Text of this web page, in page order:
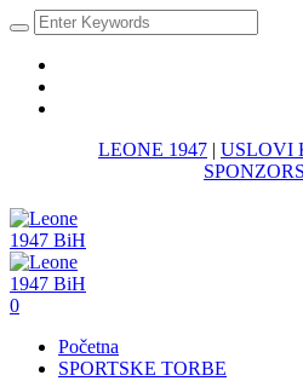
LEONE 1947 | USLOVI
0
Početna
SPORTSKE TORBE